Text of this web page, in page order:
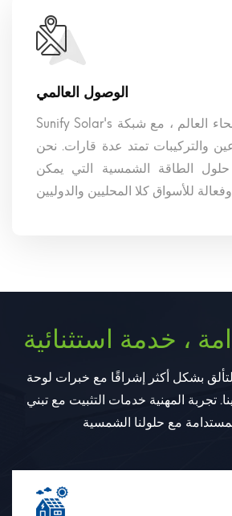
الوصول العالمي
Sunify Solar's التأثير في جميع أنحاء العالم ، مع شبكة
والتركيبات تمتد عدة قارات. نحن
حلول الطاقة الشمسية التي يمكن
، خدمة استثنائية
بشكل أكثر إشراقًا مع خبرات لوحة
تجربة المهنية خدمات التثبيت مع تبني
مع حلولنا الشمسية